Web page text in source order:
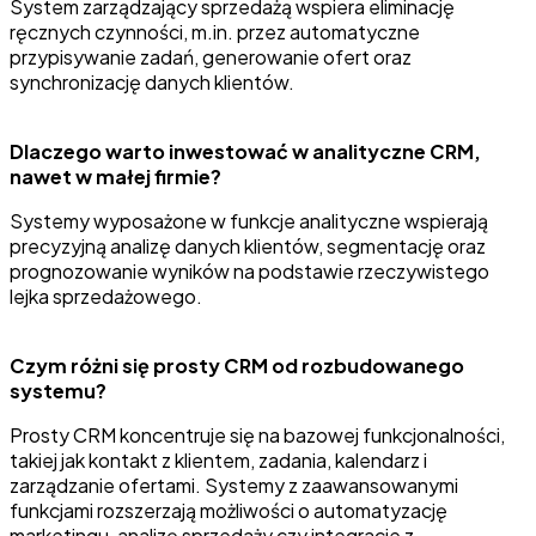
System zarządzający sprzedażą wspiera eliminację
ręcznych czynności, m.in. przez automatyczne
przypisywanie zadań, generowanie ofert oraz
synchronizację danych klientów.
Dlaczego warto inwestować w analityczne CRM,
nawet w małej firmie?
Systemy wyposażone w funkcje analityczne wspierają
precyzyjną analizę danych klientów, segmentację oraz
prognozowanie wyników na podstawie rzeczywistego
lejka sprzedażowego.
Czym różni się prosty CRM od rozbudowanego
systemu?
Prosty CRM koncentruje się na bazowej funkcjonalności,
takiej jak kontakt z klientem, zadania, kalendarz i
zarządzanie ofertami. Systemy z zaawansowanymi
funkcjami rozszerzają możliwości o automatyzację